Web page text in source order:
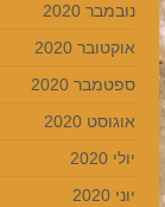
נובמבר 2020
אוקטובר 2020
ספטמבר 2020
אוגוסט 2020
יולי 2020
יוני 2020